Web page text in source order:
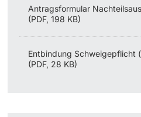
Antragsformular
(PDF, 198 KB)
Entbindung Schweigepflicht
(PDF, 28 KB)